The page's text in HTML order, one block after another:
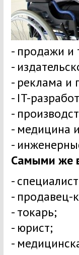
- продажи и
-
- реклама и
- IT-
-
- медицина
-
Самыми же
-
- продавец-
- токарь;
- юрист;
-